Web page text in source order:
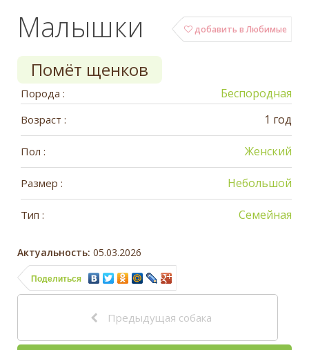
добавить в Любимые
Малышки
Помёт щенков
Порода : Беспородная
Возраст : 1 год
Пол : Женский
Размер : Небольшой
Тип : Семейная
Актуальность: 05.03.2026
Поделиться
Предыдущая собака